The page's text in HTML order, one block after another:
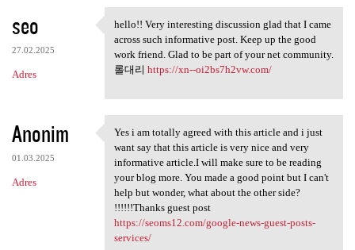
seo
27.02.2025
Adres
hello!! Very interesting
hello!! Very interesting discussion glad that I came
across such informative post. Keep up the good
work friend. Glad to be part of your net community.
롤대리 https://xn--oi2bs7h2vw.com/
Anonim
01.03.2025
Adres
Yes i am totally agreed with
Yes i am totally agreed with this article and i just
want say that this article is very nice and very
informative article.I will make sure to be reading
your blog more. You made a good point but I can't
help but wonder, what about the other side?
!!!!!!Thanks guest post
https://seoms12.com/google-news-guest-posts-
services/